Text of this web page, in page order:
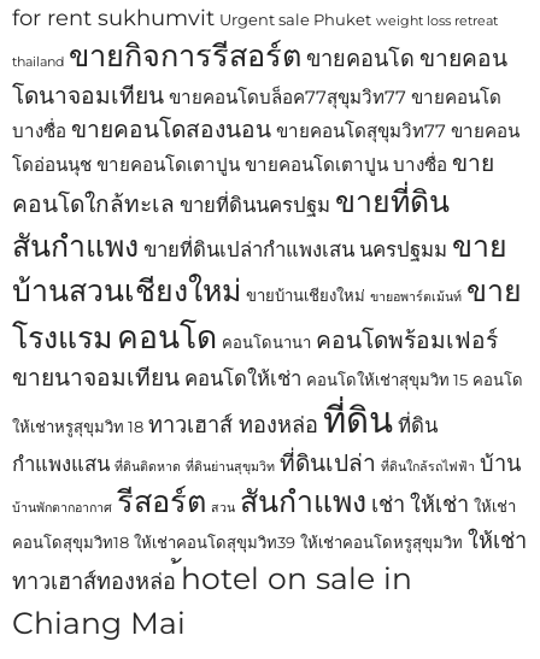
for rent sukhumvit Urgent sale Phuket weight loss retreat
thailand ขายกิจการรีสอร์ต ขายคอนโด ขายคอน
โดนาจอมเทียน ขายคอนโดบล็อค77สุขุมวิท77 ขายคอนโด
บางซื่อ ขายคอนโดสองนอน ขายคอนโดสุขุมวิท77 ขายคอน
โดอ่อนนุช ขายคอนโดเตาปูน ขายคอนโดเตาปูน บางซื่อ ขาย
คอนโดใกล้ทะเล ขายที่ดินนครปฐม ขายที่ดิน
สันกำแพง ขายที่ดินเปล่ากำแพงเสน นครปฐมม ขาย
บ้านสวนเชียงใหม่ ขายบ้านเชียงใหม่ ขายอพาร์ตเม้นท์ ขาย
โรงแรม คอนโด คอนโดนานา คอนโดพร้อมเฟอร์
ขายนาจอมเทียน คอนโดให้เช่า คอนโดให้เช่าสุขุมวิท 15 คอนโด
ให้เช่าหรูสุขุมวิท 18 ทาวเฮาส์ ทองหล่อ ที่ดิน ที่ดิน
กำแพงแสน ที่ดินติดหาด ที่ดินย่านสุขุมวิท ที่ดินเปล่า ที่ดินใกล้รถไฟฟ้า บ้าน
บ้านพักตากอากาศ รีสอร์ต สวน สันกำแพง เช่า ให้เช่า ให้เช่า
คอนโดสุขุมวิท18 ให้เช่าคอนโดสุขุมวิท39 ให้เช่าคอนโดหรูสุขุมวิท ให้เช่า
ทาวเฮาส์ทองหล่อ ้hotel on sale in
Chiang Mai